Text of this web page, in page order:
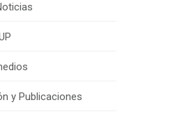
y Publicaciones